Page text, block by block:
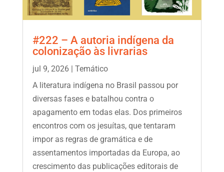
#222 – A autoria indígena da
colonização às livrarias
jul 9, 2026| Temático
A literatura indígena no Brasil passou por
diversas fases e batalhou contra o
apagamento em todas elas. Dos primeiros
encontros com os jesuítas, que tentaram
impor as regras de gramática e de
assentamentos importadas da Europa, ao
crescimento das publicações editorais de